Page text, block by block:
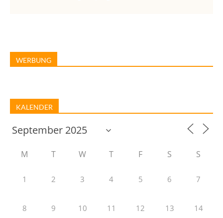
WERBUNG
KALENDER
M T W T F S S
1 2 3 4 5 6 7
8 9 10 11 12 13 14